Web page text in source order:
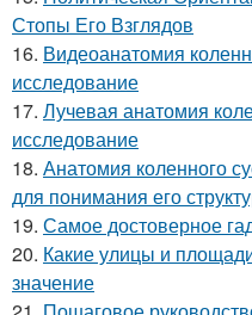
Стопы Его Взглядов
16. Видеоанатомия
исследование
17. Лучевая анатомия
исследование
18. Анатомия коленного
для понимания его
19. Самое достоверное
20. Какие улицы и
значение